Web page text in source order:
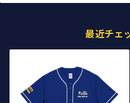
最近チェ